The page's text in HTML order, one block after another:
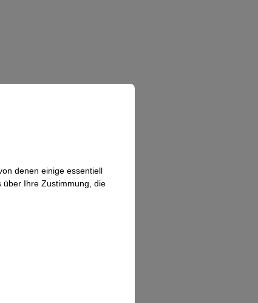
denen einige essentiell
über Ihre Zustimmung, die